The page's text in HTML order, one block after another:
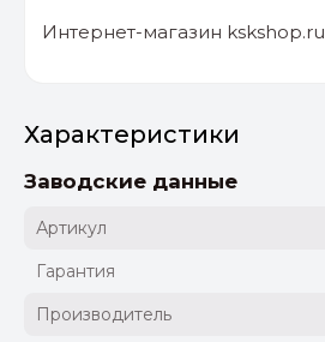
Интернет-магазин kskshop.ru
Характеристики
Заводские данные
Артикул
Гарантия
Производитель